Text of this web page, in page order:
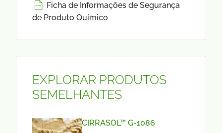
Ficha de Informações de Segurança
de Produto Químico
EXPLORAR PRODUTOS
SEMELHANTES
CIRRASOL™ G-1086